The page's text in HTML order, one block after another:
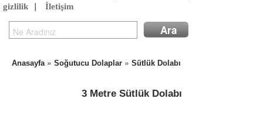
gizlilik
İletişim
Anasayfa» Soğutucu Dolaplar » Sütlük Dolabı
3 Metre Sütlük Dolabı